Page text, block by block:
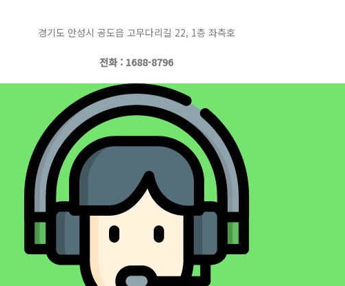
경기도 안성시 공도읍 고무다리길 22, 1층 좌측호
전화 : 1688-8796